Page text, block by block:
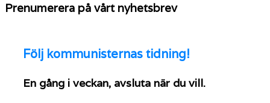
Prenumerera på vårt nyhetsbrev
Följ kommunisternas tidning!
En gång i veckan, avsluta när du vill.